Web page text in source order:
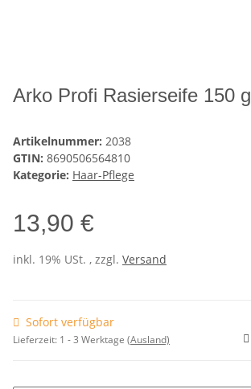
Arko Profi Rasierseife 150 g
Artikelnummer: 2038
GTIN: 8690506564810
Kategorie: Haar-Pflege
13,90 €
inkl. 19% USt. , zzgl. Versand
Sofort verfügbar
Lieferzeit: 1 - 3 Werktage (Ausland)